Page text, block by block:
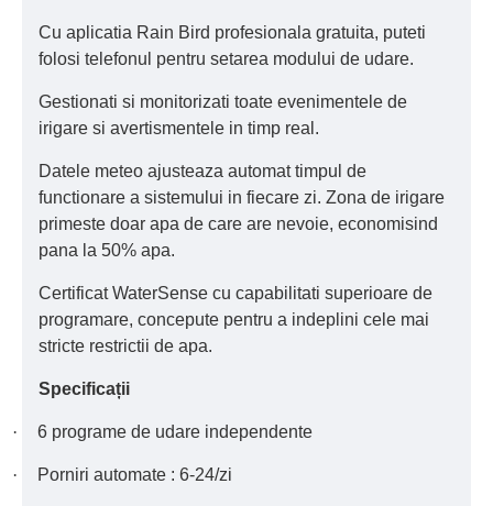
Cu aplicatia Rain Bird profesionala gratuita, puteti
folosi telefonul pentru setarea modului de udare.
Gestionati si monitorizati toate evenimentele de
irigare si avertismentele in timp real.
Datele meteo ajusteaza automat timpul de
functionare a sistemului in fiecare zi. Zona de irigare
primeste doar apa de care are nevoie, economisind
pana la 50% apa.
Certificat WaterSense cu capabilitati superioare de
programare, concepute pentru a indeplini cele mai
stricte restrictii de apa.
Specificații
· 6 programe de udare independente
· Porniri automate : 6-24/zi